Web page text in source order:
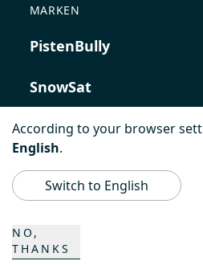
MARKEN
PistenBully
SnowSat
PowerBully
BeachTech
K COMPOSITES
According to your browser
English.
NO,
THANKS
Switch to English